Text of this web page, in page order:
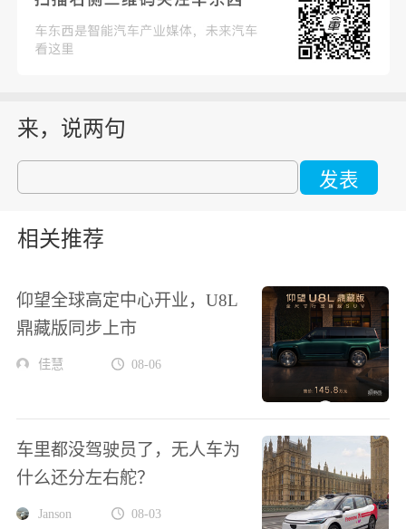
来，说两句
发表
相关推荐
仰望全球高定中心开业，U8L
鼎藏版同步上市
佳慧 08-06
车里都没驾驶员了，无人车为
什么还分左右舵？
Janson 08-03